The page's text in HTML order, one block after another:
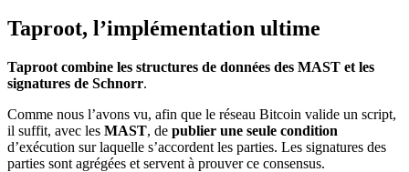
Taproot, l’implémentation ultime
Taproot combine les structures de données des MAST et les
signatures de Schnorr.
Comme nous l’avons vu, afin que le réseau Bitcoin valide un script,
il suffit, avec les MAST, de publier une seule condition
d’exécution sur laquelle s’accordent les parties. Les signatures des
parties sont agrégées et servent à prouver ce consensus.